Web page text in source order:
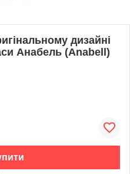
дизайні
Анабель (Anabell)